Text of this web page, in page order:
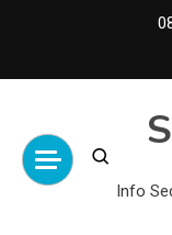
Info